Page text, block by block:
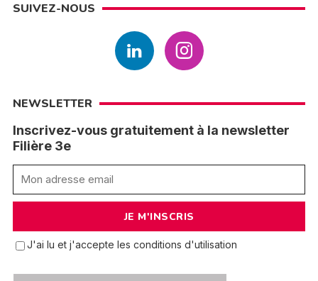
SUIVEZ-NOUS
NEWSLETTER
Inscrivez-vous gratuitement à la newsletter
Filière 3e
J'ai lu et j'accepte les conditions d'utilisation